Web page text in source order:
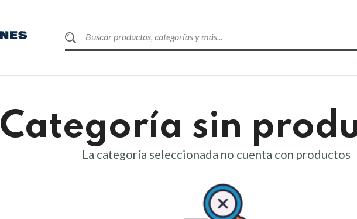
Categoría sin
La categoría seleccionada no cuenta con productos